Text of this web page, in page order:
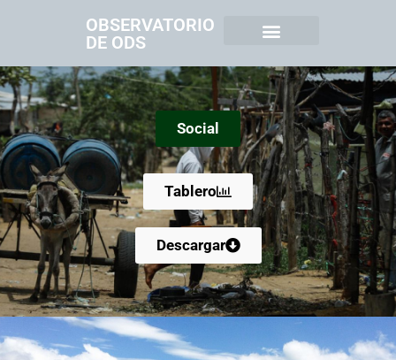
OBSERVATORIO
DE ODS
Social
Tablero
Descargar